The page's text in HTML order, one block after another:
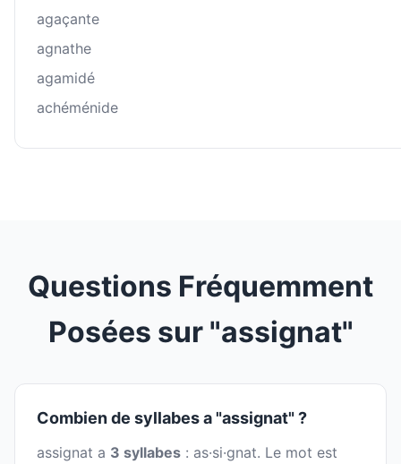
agaçante
agnathe
agamidé
achéménide
Questions Fréquemment
Posées sur "assignat"
Combien de syllabes a "assignat" ?
assignat a 3 syllabes : as·si·gnat. Le mot est